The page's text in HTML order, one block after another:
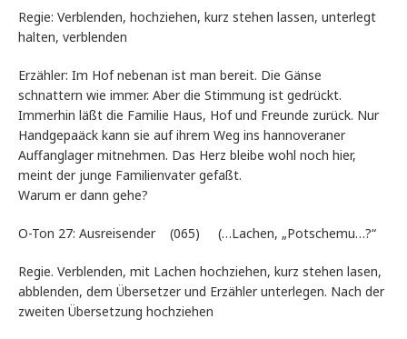
Regie: Verblenden, hochziehen, kurz stehen lassen, unterlegt
halten, verblenden
Erzähler: Im Hof nebenan ist man bereit. Die Gänse
schnattern wie immer. Aber die Stimmung ist gedrückt.
Immerhin läßt die Familie Haus, Hof und Freunde zurück. Nur
Handgepaäck kann sie auf ihrem Weg ins hannoveraner
Auffanglager mitnehmen. Das Herz bleibe wohl noch hier,
meint der junge Familienvater gefaßt.
Warum er dann gehe?
O-Ton 27: Ausreisender (065) (…Lachen, „Potschemu…?“
Regie. Verblenden, mit Lachen hochziehen, kurz stehen lasen,
abblenden, dem Übersetzer und Erzähler unterlegen. Nach der
zweiten Übersetzung hochziehen